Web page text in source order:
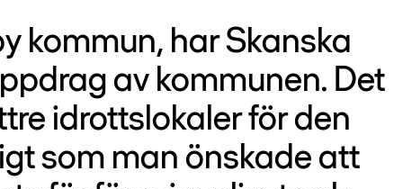
kommun, har Skanska
av kommunen. Det
idrottslokaler för den
som man önskade att